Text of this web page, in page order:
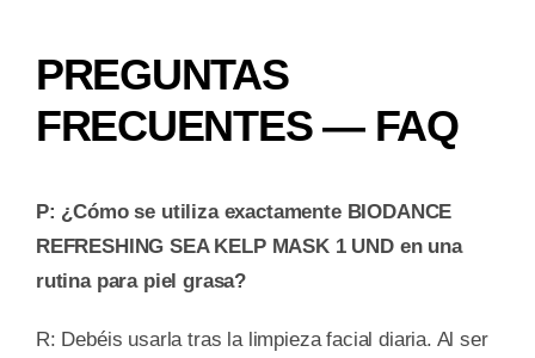
PREGUNTAS
FRECUENTES — FAQ
P: ¿Cómo se utiliza exactamente BIODANCE
REFRESHING SEA KELP MASK 1 UND en una
rutina para piel grasa?
R: Debéis usarla tras la limpieza facial diaria. Al ser